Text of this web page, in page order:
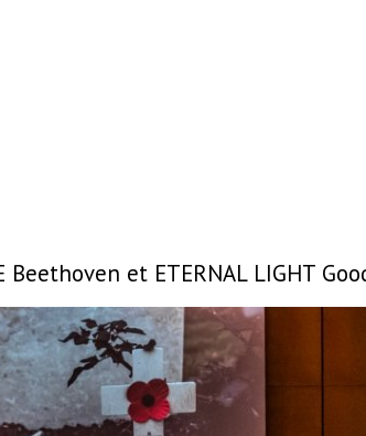
Beethoven et ETERNAL LIGHT